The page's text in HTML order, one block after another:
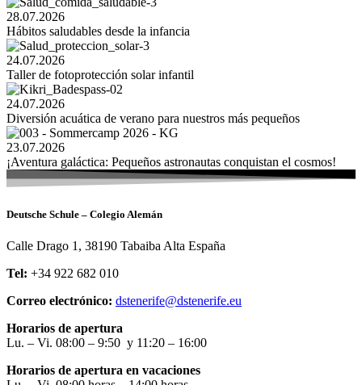
28.07.2026
Hábitos saludables desde la infancia
24.07.2026
Taller de fotoprotección solar infantil
24.07.2026
Diversión acuática de verano para nuestros más pequeños
23.07.2026
¡Aventura galáctica: Pequeños astronautas conquistan el cosmos!
Deutsche Schule – Colegio Alemán
Calle Drago 1, 38190 Tabaiba Alta España
Tel: +34 922 682 010
Correo electrónico: dstenerife@dstenerife.eu
Horarios de apertura
Lu. – Vi. 08:00 – 9:50 y 11:20 – 16:00
Horarios de apertura en vacaciones